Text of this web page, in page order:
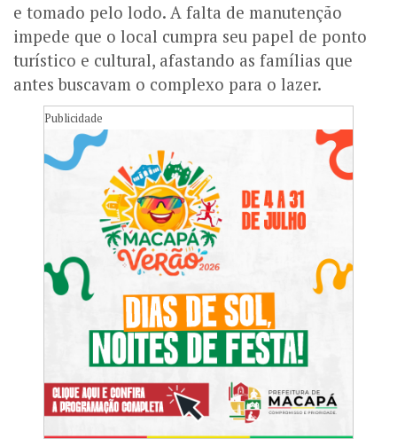
e tomado pelo lodo. A falta de manutenção
impede que o local cumpra seu papel de ponto
turístico e cultural, afastando as famílias que
antes buscavam o complexo para o lazer.
Publicidade